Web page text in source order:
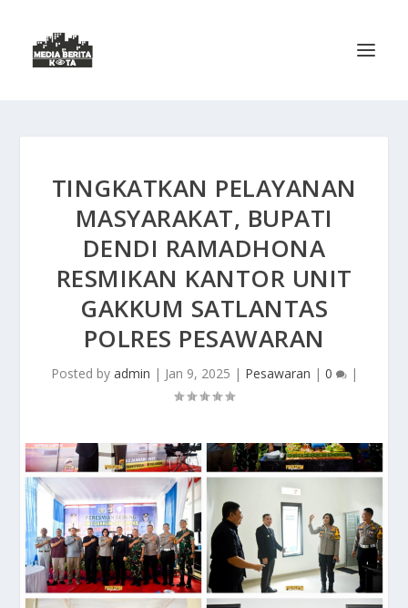
TINGKATKAN PELAYANAN
MASYARAKAT, BUPATI
DENDI RAMADHONA
RESMIKAN KANTOR UNIT
GAKKUM SATLANTAS
POLRES PESAWARAN
Posted by admin | Jan 9, 2025 | Pesawaran | 0 |